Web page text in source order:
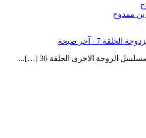
ممدوح
7 - آخر صيحة
الزوجة الاخرى الحلقة 36 […]...